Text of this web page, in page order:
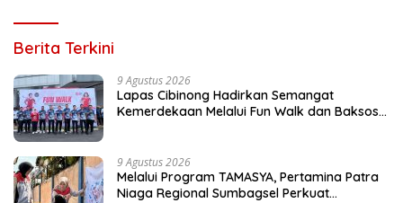
Berita Terkini
9 Agustus 2026
Lapas Cibinong Hadirkan Semangat
Kemerdekaan Melalui Fun Walk dan Baksos
9 Agustus 2026
Melalui Program TAMASYA, Pertamina Patra
Niaga Regional Sumbagsel Perkuat